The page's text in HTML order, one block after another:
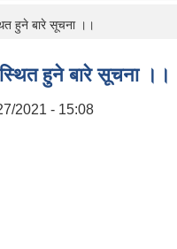
हुने बारे सूचना ।।
हुने बारे सूचना ।।
2021 - 15:08